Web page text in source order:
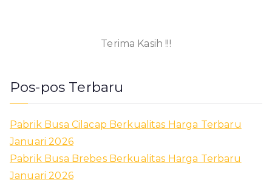
Terima Kasih !!!
Pos-pos Terbaru
Pabrik Busa Cilacap Berkualitas Harga Terbaru
Januari 2026
Pabrik Busa Brebes Berkualitas Harga Terbaru
Januari 2026